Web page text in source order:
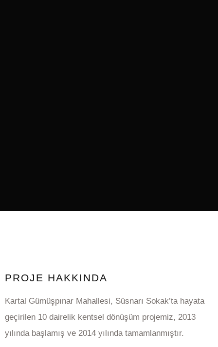
PROJE HAKKINDA
Kartal Gümüşpınar Mahallesi, Süsnarı Sokak’ta hayata
geçirilen 10 dairelik kentsel dönüşüm projemiz, 2013
yılında başlamış ve 2014 yılında tamamlanmıştır.